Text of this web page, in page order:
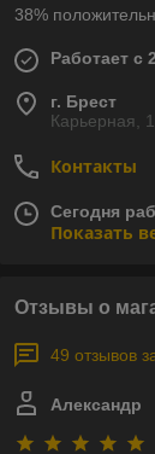
38%
Работает с
г. Брест
Карьерная,
Контакты
Сегодня
Показать
Отзывы о
49 отзывов
Александр